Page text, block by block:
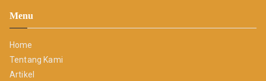
Menu
Home
Tentang Kami
Artikel